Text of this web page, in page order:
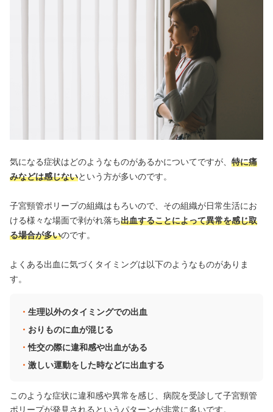
気になる症状はどのようなものがあるかについてですが、 特に痛
みなどは感じないという方が多いのです。
子宮頸管ポリープの組織はもろいので、その組織が日常生活にお
ける様々な場面で剥がれ落ち出血することによって異常を感じ取
る場合が多いのです。
よくある出血に気づくタイミングは以下のようなものがありま
す。
生理以外のタイミングでの出血
おりものに血が混じる
性交の際に違和感や出血がある
激しい運動をした時などに出血する
このような症状に違和感や異常を感じ、病院を受診して子宮頸管
ポリープが発見されるというパターンが非常に多いです。